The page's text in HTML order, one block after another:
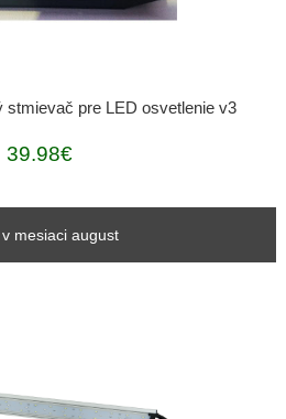
stmievač pre LED osvetlenie v3
39.98€
mesiaci august